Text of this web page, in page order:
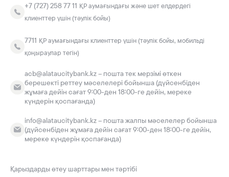
+7 (727) 258 77 11 ҚР аумағындағы және шет елдердегі
клиенттер үшін (тәулік бойы)
7711 ҚР аумағындағы клиенттер үшін (тәулік бойы, мобильді
қоңыраулар тегін)
acb@alataucitybank.kz – пошта тек мерзімі өткен
берешекті реттеу мәселелері бойынша (дүйсенбіден
жұмаға дейін сағат 9:00-ден 18:00-ге дейін, мереке
күндерін қоспағанда)
info@alataucitybank.kz – пошта жалпы мәселелер бойынша
(дүйсенбіден жұмаға дейін сағат 9:00-ден 18:00-ге дейін,
мереке күндерін қоспағанда)
Қарыздарды өтеу шарттары мен тәртібі